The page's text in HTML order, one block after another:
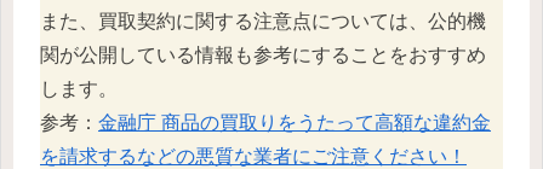
また、買取契約に関する注意点については、公的機
関が公開している情報も参考にすることをおすすめ
します。
参考： 金融庁 商品の買取りをうたって高額な違約金
を請求するなどの悪質な業者にご注意ください！